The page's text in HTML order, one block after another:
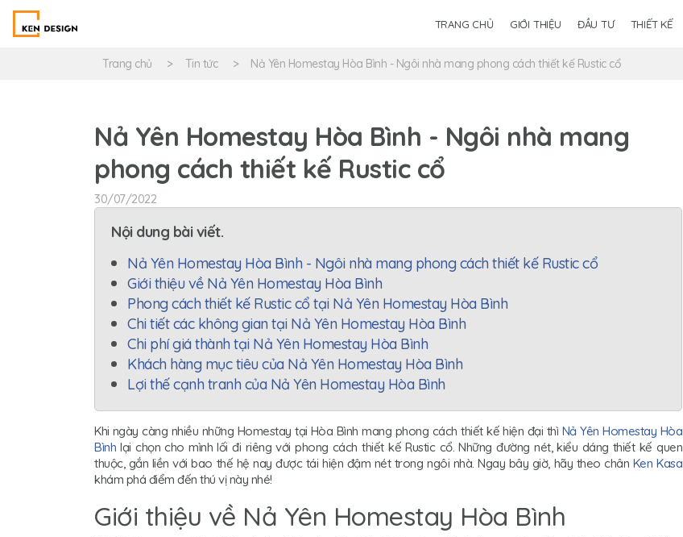
TRANG CHỦ GIỚI THIỆU ĐẦU TƯ THIẾT KẾ
Trang chủ Tin tức Nả Yên Homestay Hòa Bình - Ngôi nhà mang phong cách thiết kế Rustic cổ
Nả Yên Homestay Hòa Bình - Ngôi nhà mang
phong cách thiết kế Rustic cổ
30/07/2022
Nội dung bài viết.
Nả Yên Homestay Hòa Bình - Ngôi nhà mang phong cách thiết kế Rustic cổ
Giới thiệu về Nả Yên Homestay Hòa Bình
Phong cách thiết kế Rustic cổ tại Nả Yên Homestay Hòa Bình
Chi tiết các không gian tại Nả Yên Homestay Hòa Bình
Chi phí giá thành tại Nả Yên Homestay Hòa Bình
Khách hàng mục tiêu của Nả Yên Homestay Hòa Bình
Lợi thế cạnh tranh của Nả Yên Homestay Hòa Bình
Khi ngày càng nhiều những Homestay tại Hòa Bình mang phong cách thiết kế hiện đại thì Nả Yên Homestay Hòa
Bình lại chọn cho mình lối đi riêng với phong cách thiết kế Rustic cổ. Những đường nét, kiểu dáng thiết kế quen
thuộc, gắn liền với bao thế hệ nay được tái hiện đậm nét trong ngôi nhà. Ngay bây giờ, hãy theo chân Ken Kasa
khám phá điểm đến thú vị này nhé!
Giới thiệu về Nả Yên Homestay Hòa Bình